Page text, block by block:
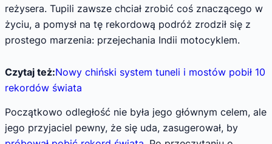
reżysera. Tupili zawsze chciał zrobić coś znaczącego w
życiu, a pomysł na tę rekordową podróż zrodził się z
prostego marzenia: przejechania Indii motocyklem.
Czytaj też:Nowy chiński system tuneli i mostów pobił 10
rekordów świata
Początkowo odległość nie była jego głównym celem, ale
jego przyjaciel pewny, że się uda, zasugerował, by